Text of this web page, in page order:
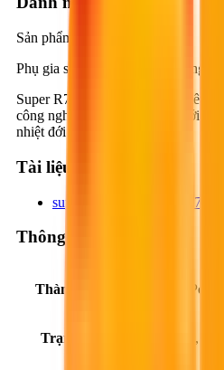
Sản phẩm bán lẻ
Phụ gia siêu hoá dẻo cho bê tông
Super R7 Original là phụ gia siêu
công nghệ đặc biệt, phù hợp với
nhiệt đới.
Tài liệu kỹ thuật
super-r7-original_92df8a75.pdf
Thông số sản phẩm
Thành phần: Hỗn hợp
Trạng thái: Lỏng nhớt,